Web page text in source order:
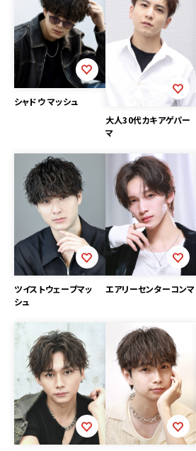
シャドウ マッシュ
大人30代カキアゲパー
マ
ツイストウェーブマッ
シュ
エアリーセンターコンマ